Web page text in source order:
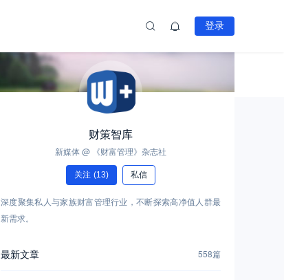
登录
财策智库
新媒体 @ 《财富管理》杂志社
关注 (13) 私信
深度聚集私人与家族财富管理行业，不断探索高净值人群最
新需求。
最新文章 558篇